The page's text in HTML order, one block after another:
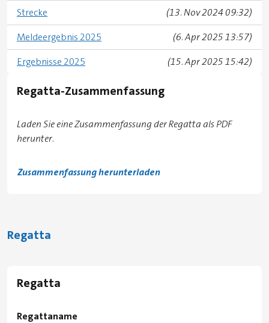
Strecke
(13. Nov 2024 09:32)
Meldeergebnis 2025
(6. Apr 2025 13:57)
Ergebnisse 2025
(15. Apr 2025 15:42)
Regatta-Zusammenfassung
Laden Sie eine Zusammenfassung der Regatta als PDF
herunter.
Zusammenfassung herunterladen
Regatta
Regatta
Regattaname